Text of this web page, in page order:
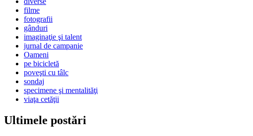
filme
fotografii
gânduri
imaginaţie şi talent
jurnal de campanie
Oameni
pe bicicletă
poveşti cu tâlc
sondaj
specimene şi mentalităţi
viaţa cetăţii
Ultimele postări